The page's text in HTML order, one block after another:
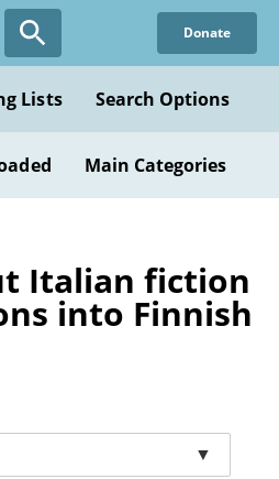
Donate
Lists Search Options
Main Categories
Italian fiction
into Finnish
▼